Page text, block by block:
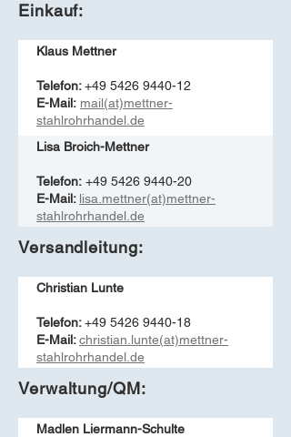
Einkauf:
Klaus Mettner
Telefon:+49 5426 9440-12
E-Mail: mail(at)mettner-
stahlrohrhandel.de
Lisa Broich-Mettner
Telefon: +49 5426 9440-20
E-Mail: lisa.mettner(at)mettner-
stahlrohrhandel.de
Versandleitung:
Christian Lunte
Telefon:+49 5426 9440-18
E-Mail:christian.lunte(at)mettner-
stahlrohrhandel.de
Verwaltung/QM:
Madlen Liermann-Schulte